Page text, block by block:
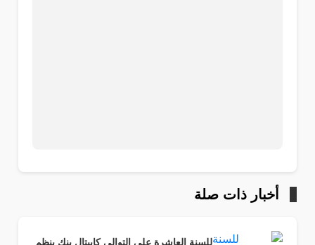
أخبار ذات صلة
للسنة العاشرة على التوالي كابيتال بنك ينظم